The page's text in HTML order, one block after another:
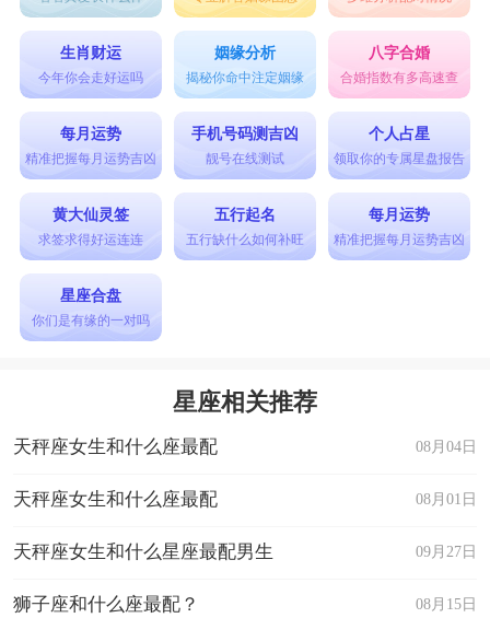
生肖财运
今年你会走好运吗
姻缘分析
揭秘你命中注定姻缘
八字合婚
合婚指数有多高速查
每月运势
精准把握每月运势吉凶
手机号码测吉凶
靓号在线测试
个人占星
领取你的专属星盘报告
黄大仙灵签
求签求得好运连连
五行起名
五行缺什么如何补旺
每月运势
精准把握每月运势吉凶
星座合盘
你们是有缘的一对吗
星座相关推荐
08月04日
天秤座女生和什么座最配
08月01日
天秤座女生和什么座最配
09月27日
天秤座女生和什么星座最配男生
08月15日
狮子座和什么座最配？